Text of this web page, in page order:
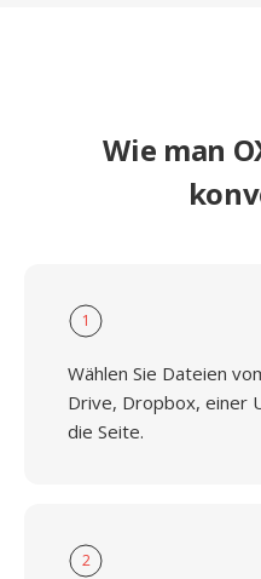
Wie man
1
Wählen Sie Dateien
Drive, Dropbox, einer
die Seite.
2